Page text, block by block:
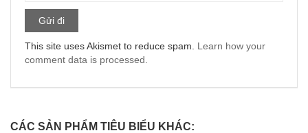
This site uses Akismet to reduce spam. Learn how your
comment data is processed.
CÁC SẢN PHẨM TIÊU BIỂU KHÁC: